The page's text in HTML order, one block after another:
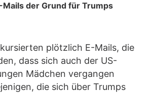
Mails der Grund für Trumps
plötzlich E-Mails, die
dass sich auch der US-
Mädchen vergangen
die sich über Trumps